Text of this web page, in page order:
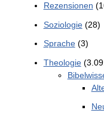
Rezensionen
Soziologie(28)
Sprache(3)
Theologie